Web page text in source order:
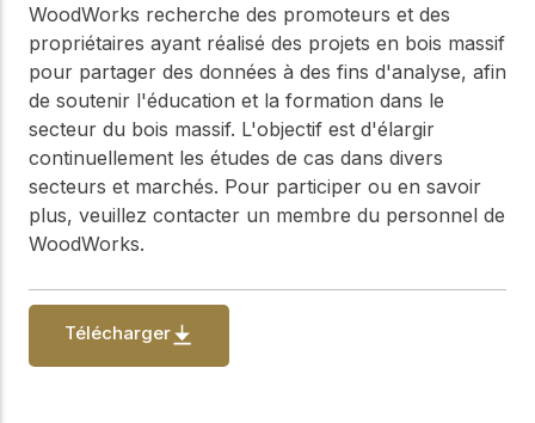
du bois
Connectez-vous avec
des professionnels et
explorez des idées de
pointe qui stimulent
l'innovation dans la
construction en bois et
la durabilité.
WoodWorks recherche des promoteurs et des
propriétaires ayant réalisé des projets en bois massif
pour partager des données à des fins d'analyse, afin
de soutenir l'éducation et la formation dans le
secteur du bois massif. L'objectif est d'élargir
continuellement les études de cas dans divers
secteurs et marchés. Pour participer ou en savoir
plus, veuillez contacter un membre du personnel de
WoodWorks.
Télécharger